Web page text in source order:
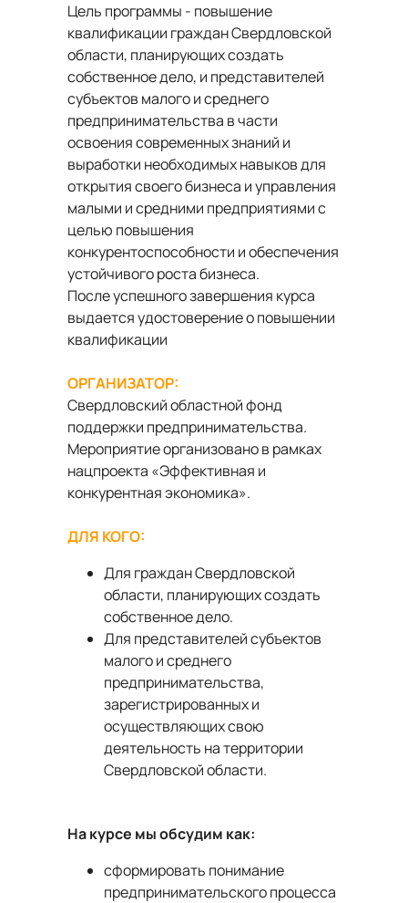
Цель программы - повышение
квалификации граждан Свердловской
области, планирующих создать
собственное дело, и представителей
субъектов малого и среднего
предпринимательства в части
освоения современных знаний и
выработки необходимых навыков для
открытия своего бизнеса и управления
малыми и средними предприятиями с
целью повышения
конкурентоспособности и обеспечения
устойчивого роста бизнеса.
После успешного завершения курса
выдается удостоверение о повышении
квалификации
ОРГАНИЗАТОР:
Свердловский областной фонд
поддержки предпринимательства.
Мероприятие организовано в рамках
нацпроекта «Эффективная и
конкурентная экономика».
ДЛЯ КОГО:
Для граждан Свердловской
области, планирующих создать
собственное дело.
Для представителей субъектов
малого и среднего
предпринимательства,
зарегистрированных и
осуществляющих свою
деятельность на территории
Свердловской области.
На курсе мы обсудим как:
сформировать понимание
предпринимательского процесса